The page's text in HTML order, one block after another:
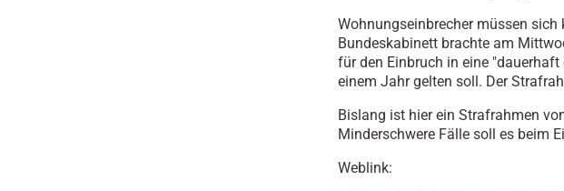
Wohnungseinbrecher müssen
Bundeskabinett brachte am
für den Einbruch in eine
einem Jahr gelten soll. Der
Bislang ist hier ein Strafrahmen
Minderschwere Fälle soll es beim
Weblink: